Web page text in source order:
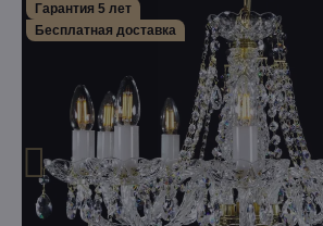
Гарантия 5 лет
Бесплатная доставка